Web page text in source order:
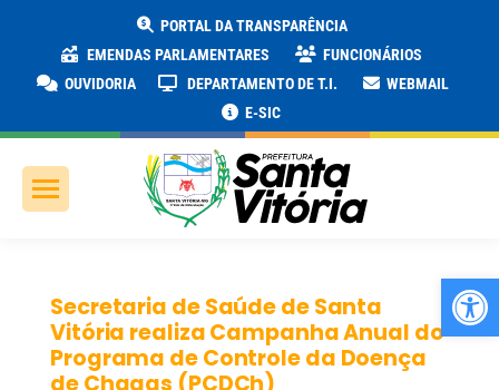
PORTAL DA TRANSPARÊNCIA
EMENDAS PARLAMENTARES
FUNCIONÁRIOS
OUVIDORIA
DEPARTAMENTO DE T.I.
WEBMAIL
E-SIC
Secretaria de Saúde de Santa
Vitória realiza Campanha Anual do
Programa de Controle da Doença
de Chagas (PCDCh)